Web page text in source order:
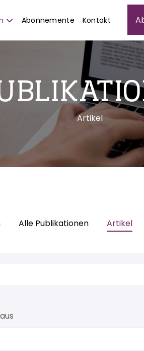
Abonnemente Kontakt
Artikel
Alle Publikationen Artikel